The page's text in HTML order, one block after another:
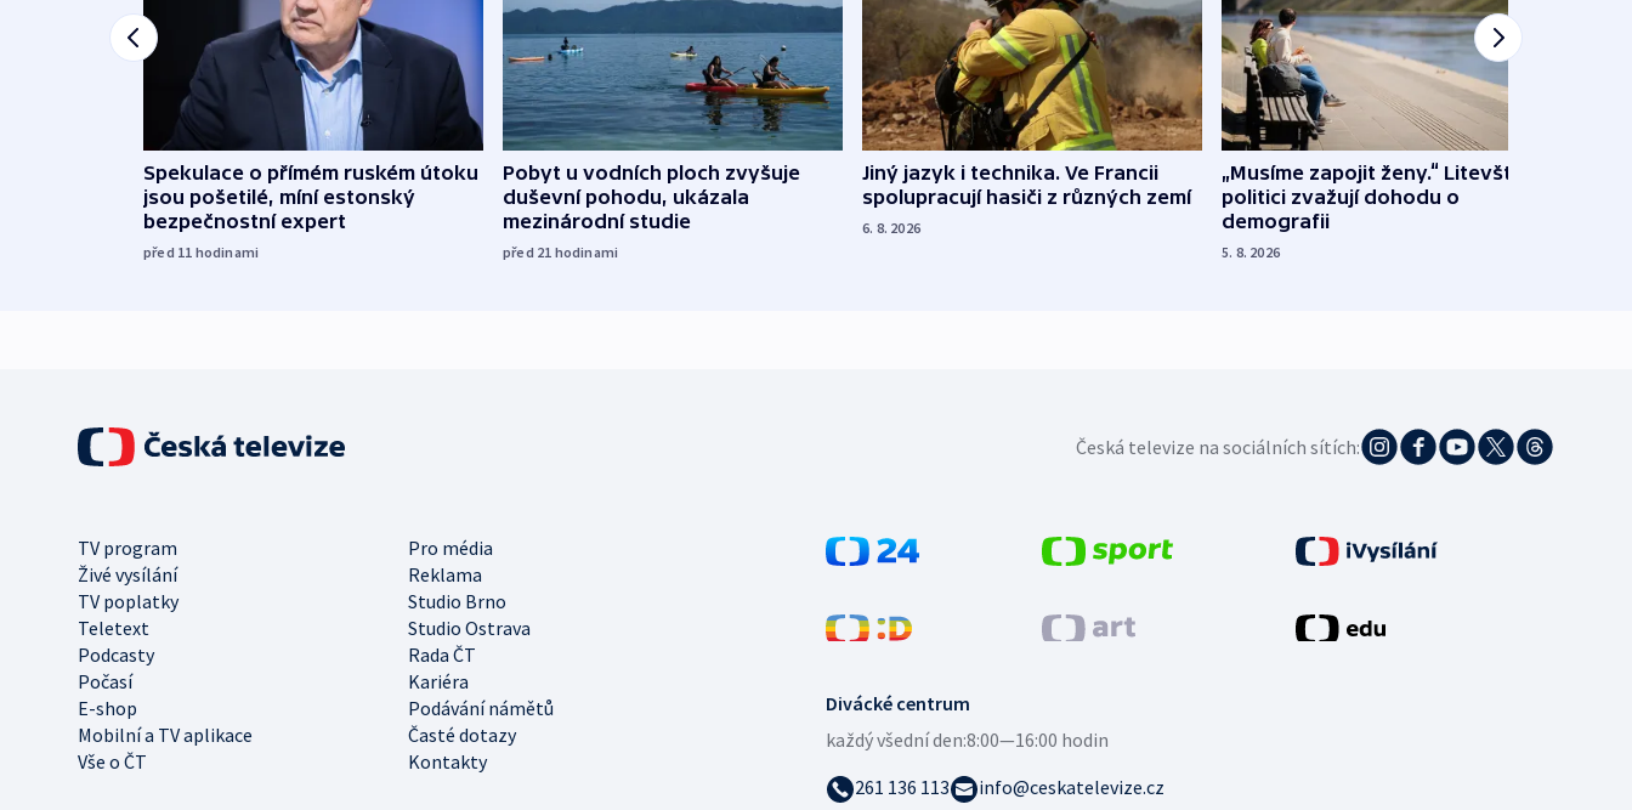
Spekulace o přímém ruském útoku
jsou pošetilé, míní estonský
bezpečnostní expert
před 11 hodinami
Pobyt u vodních ploch zvyšuje
duševní pohodu, ukázala
mezinárodní studie
před 21 hodinami
Jiný jazyk i technika. Ve Francii
spolupracují hasiči z různých zemí
6. 8. 2026
„Musíme zapojit ženy.“ Litevští
politici zvažují dohodu o
demografii
5. 8. 2026
Česká televize na sociálních sítích:
TV program
Pro média
Živé vysílání
Reklama
TV poplatky
Studio Brno
Teletext
Studio Ostrava
Podcasty
Rada ČT
Počasí
Kariéra
E-shop
Podávání námětů
Mobilní a TV aplikace
Časté dotazy
Vše o ČT
Kontakty
Divácké centrum
každý všední den:8:00—16:00 hodin
261 136 113
info@ceskatelevize.cz